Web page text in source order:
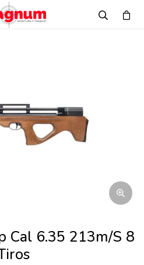
Cal 6.35 213m/S 8